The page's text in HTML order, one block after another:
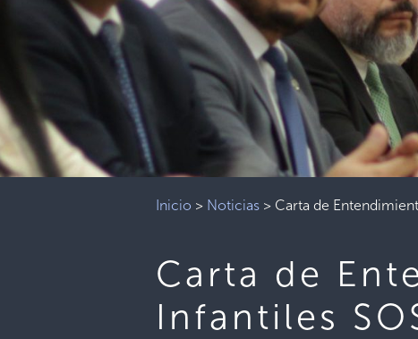
Inicio > Noticias > Carta de
Carta de
Infantiles